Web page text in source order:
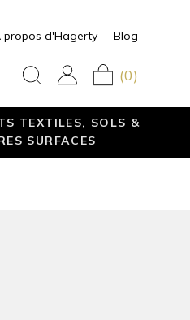
propos d'Hagerty Blog
(0)
TEXTILES, SOLS &
SURFACES